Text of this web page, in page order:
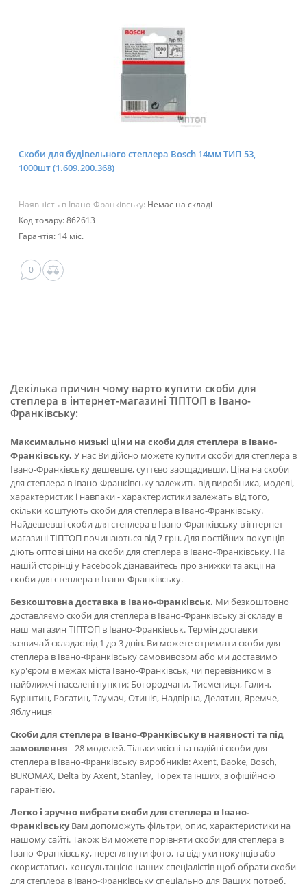
Скоби для будівельного степлера Bosch 14мм ТИП 53,
1000шт (1.609.200.368)
Наявність в Івано-Франківську: Немає на складі
Код товару: 862613
Гарантія: 14 міс.
0
Декілька причин чому варто купити скоби для
степлера в інтернет-магазині ТІПТОП в Івано-
Франківську:
Максимально низькі ціни на скоби для степлера в Івано-
Франківську. У нас Ви дійсно можете купити скоби для степлера в
Івано-Франківську дешевше, суттєво заощадивши. Ціна на скоби
для степлера в Івано-Франківську залежить від виробника, моделі,
характеристик і навпаки - характеристики залежать від того,
скільки коштують скоби для степлера в Івано-Франківську.
Найдешевші скоби для степлера в Івано-Франківську в інтернет-
магазині ТІПТОП починаються від 7 грн. Для постійних покупців
діють оптові ціни на скоби для степлера в Івано-Франківську. На
нашій сторінці у Facebook дізнавайтесь про знижки та акції на
скоби для степлера в Івано-Франківську.
Безкоштовна доставка в Івано-Франківськ. Ми безкоштовно
доставляємо скоби для степлера в Івано-Франківську зі складу в
наш магазин ТІПТОП в Івано-Франківськ. Термін доставки
зазвичай складає від 1 до 3 днів. Ви можете отримати скоби для
степлера в Івано-Франківську самовивозом або ми доставимо
кур'єром в межах міста Івано-Франківськ, чи перевізником в
найближчі населені пункти: Богородчани, Тисмениця, Галич,
Бурштин, Рогатин, Тлумач, Отинія, Надвірна, Делятин, Яремче,
Яблуниця
Скоби для степлера в Івано-Франківську в наявності та під
замовлення - 28 моделей. Тільки якісні та надійні скоби для
степлера в Івано-Франківську виробників: Axent, Baoke, Bosch,
BUROMAX, Delta by Axent, Stanley, Topex та інших, з офіційною
гарантією.
Легко і зручно вибрати скоби для степлера в Івано-
ФранківськуВам допоможуть фільтри, опис, характеристики на
нашому сайті. Також Ви можете порівняти скоби для степлера в
Івано-Франківську, переглянути фото, та відгуки покупців або
скористатись консультацією наших спеціалістів щоб обрати скоби
для степлера в Івано-Франківську спеціально для Ваших потреб.